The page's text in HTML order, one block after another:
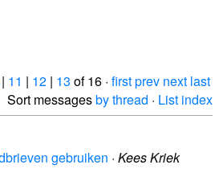
| 11 | 12 | 13 of 16 · firstprev next last
Sort messagesby thread · List index
gebruiken · Kees Kriek